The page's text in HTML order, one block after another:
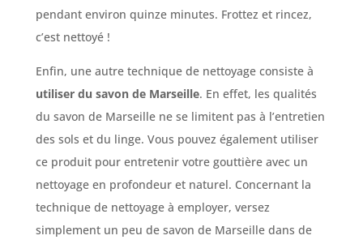
pendant environ quinze minutes. Frottez et rincez,
c’est nettoyé !
Enfin, une autre technique de nettoyage consiste à
utiliser du savon de Marseille. En effet, les qualités
du savon de Marseille ne se limitent pas à l’entretien
des sols et du linge. Vous pouvez également utiliser
ce produit pour entretenir votre gouttière avec un
nettoyage en profondeur et naturel. Concernant la
technique de nettoyage à employer, versez
simplement un peu de savon de Marseille dans de